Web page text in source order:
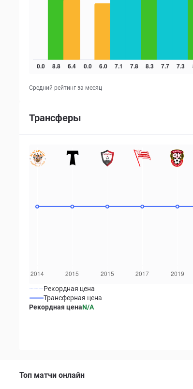
Средний рейтинг за месяц
Трансферы
Рекордная цена
Трансферная цена
Рекордная ценаN/A
Топ матчи онлайн